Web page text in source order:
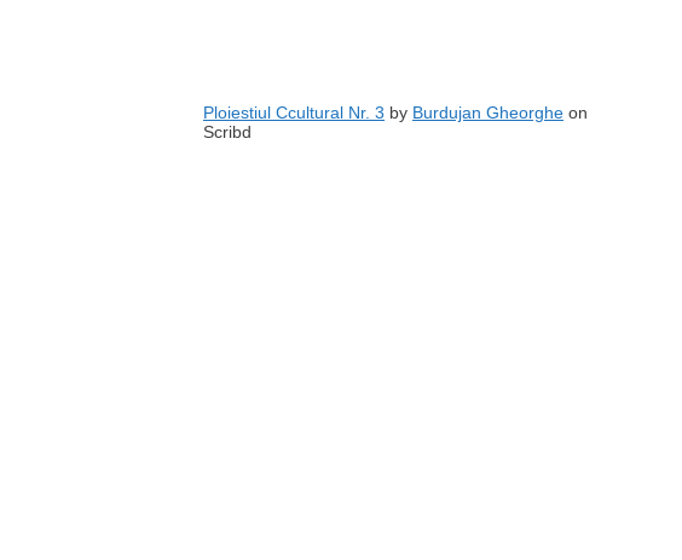
Ploiestiul Ccultural Nr. 3 by Burdujan Gheorghe on
Scribd